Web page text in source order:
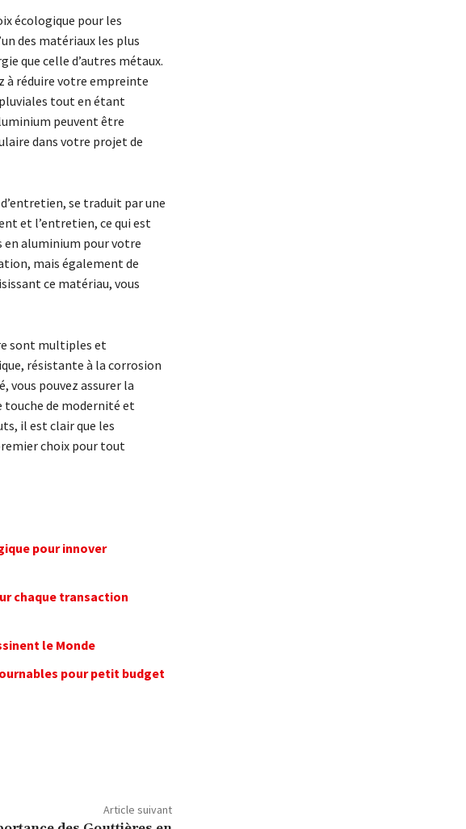
écologique pour les
des matériaux les plus
que celle d’autres métaux.
à réduire votre empreinte
tout en étant
peuvent être
dans votre projet de
se traduit par une
et l’entretien, ce qui est
en aluminium pour votre
mais également de
ce matériau, vous
sont multiples et
résistante à la corrosion
vous pouvez assurer la
de modernité et
il est clair que les
choix pour tout
pour innover
chaque transaction
le Monde
pour petit budget
Article suivant